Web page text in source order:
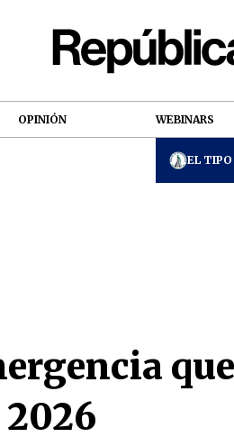
OPINIÓN WEBINARS
EL TIPO